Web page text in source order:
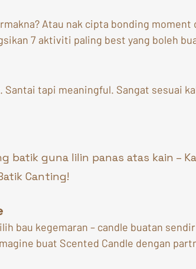
Atau nak cipta bonding moment
7 aktiviti paling best yang boleh
batik guna lilin panas atas kain –
Canting!
buat Scented Candle dengan